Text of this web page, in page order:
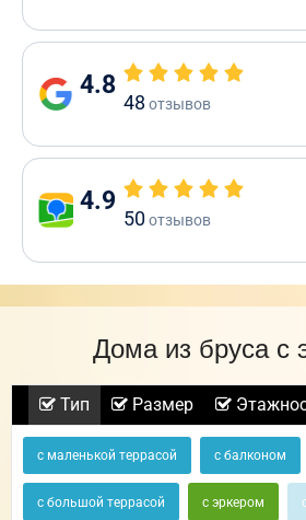
4.8
48 отзывов
4.9
50отзывов
Дома из бруса с
Тип Размер
с маленькой террасой с балконом
с большой террасой с эркером